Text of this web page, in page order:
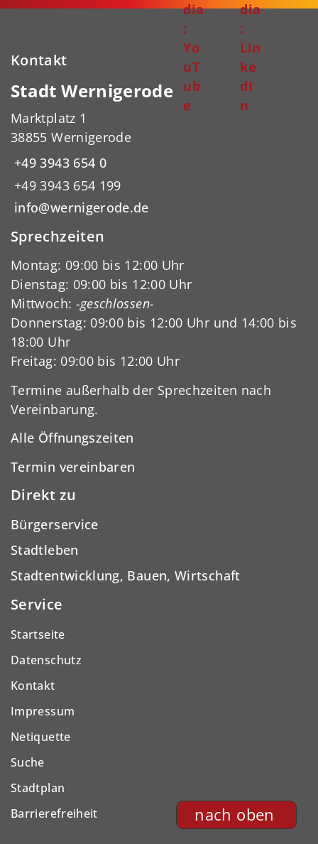
nach oben
dia
:
Yo
uT
ub
e
dia
:
Lin
ke
dI
n
Kontakt
Stadt Wernigerode
Marktplatz 1
38855 Wernigerode
+49 3943 654 0
+49 3943 654 199
info@wernigerode.de
Sprechzeiten
Montag: 09:00 bis 12:00 Uhr
Dienstag: 09:00 bis 12:00 Uhr
Mittwoch: -geschlossen-
Donnerstag: 09:00 bis 12:00 Uhr und 14:00 bis
18:00 Uhr
Freitag: 09:00 bis 12:00 Uhr
Termine außerhalb der Sprechzeiten nach
Vereinbarung.
Alle Öffnungszeiten
Termin vereinbaren
Direkt zu
Bürgerservice
Stadtleben
Stadtentwicklung, Bauen, Wirtschaft
Service
Startseite
Datenschutz
Kontakt
Impressum
Netiquette
Suche
Stadtplan
Barrierefreiheit